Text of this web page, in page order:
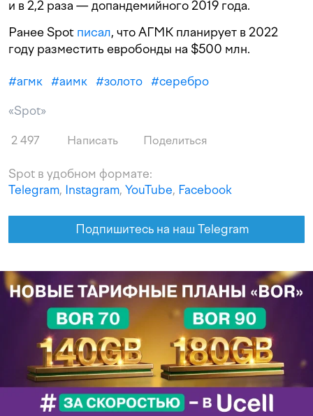
и в 2,2 раза — допандемийного 2019 года.
Ранее Spot писал, что АГМК планирует в 2022
году разместить евробонды на $500 млн.
#агмк #аимк #золото #серебро
«Spot»
2 497 Написать Поделиться
Spot в удобном формате:
Telegram, Instagram, YouTube, Facebook
Подпишитесь на наш Telegram